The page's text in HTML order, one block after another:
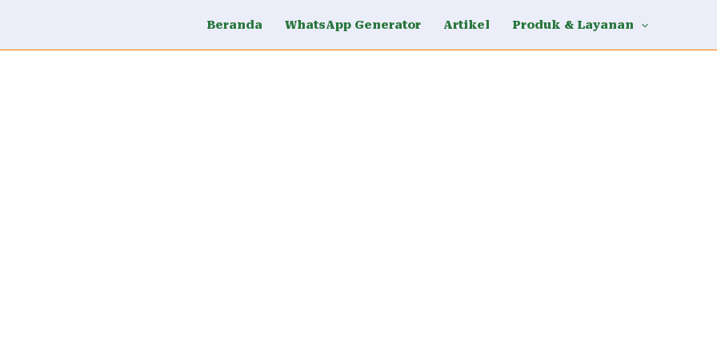
Beranda WhatsApp Generator Artikel Produk & Layanan